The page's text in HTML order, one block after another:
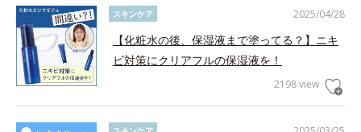
2025/04/28
スキンケア
【化粧水の後、保湿液まで塗ってる？】ニキ
ビ対策にクリアフルの保湿液を！
2198 view